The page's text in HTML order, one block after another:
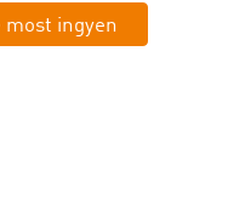
most ingyen